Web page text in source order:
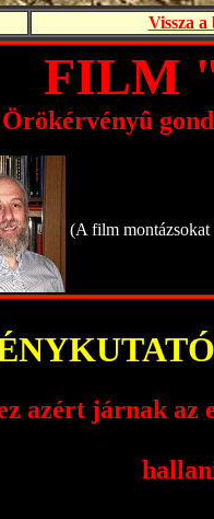
Vissza
FILM
Örökérvényû
(A film montázsokat
azért járnak az